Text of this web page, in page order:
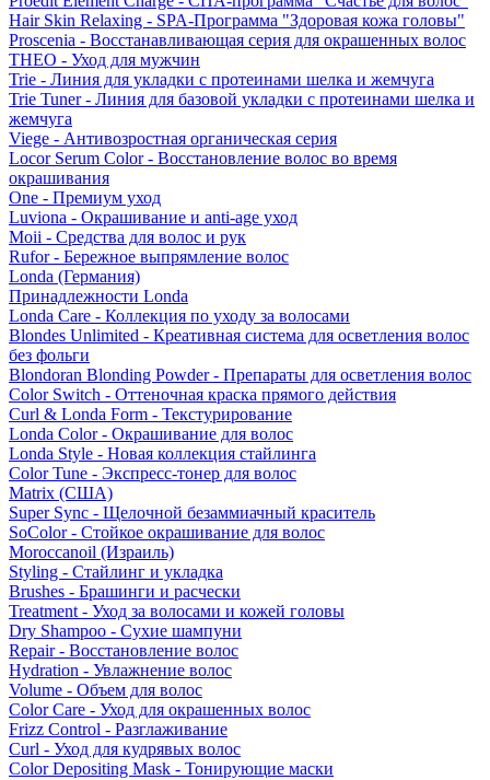
Hair Skin Relaxing - SPA-Программа "Здоровая кожа головы"
Proscenia - Восстанавливающая серия для окрашенных волос
THEO - Уход для мужчин
Trie - Линия для укладки с протеинами шелка и жемчуга
Trie Tuner - Линия для базовой укладки с протеинами шелка и
жемчуга
Viege - Антивозростная органическая серия
Locor Serum Color - Восстановление волос во время
окрашивания
One - Премиум уход
Luviona - Окрашивание и anti-age уход
Moii - Средства для волос и рук
Rufor - Бережное выпрямление волос
Londa (Германия)
Принадлежности Londa
Londa Care - Коллекция по уходу за волосами
Blondes Unlimited - Креативная система для осветления волос
без фольги
Blondoran Blonding Powder - Препараты для осветления волос
Color Switch - Оттеночная краска прямого действия
Curl & Londa Form - Текстурирование
Londa Color - Окрашивание для волос
Londa Style - Новая коллекция стайлинга
Color Tune - Экспресс-тонер для волос
Matrix (США)
Super Sync - Щелочной безаммиачный краситель
SoColor - Стойкое окрашивание для волос
Moroccanoil (Израиль)
Styling - Стайлинг и укладка
Brushes - Брашинги и расчески
Treatment - Уход за волосами и кожей головы
Dry Shampoo - Сухие шампуни
Repair - Восстановление волос
Hydration - Увлажнение волос
Volume - Объем для волос
Color Care - Уход для окрашенных волос
Frizz Control - Разглаживание
Curl - Уход для кудрявых волос
Color Depositing Mask - Тонирующие маски